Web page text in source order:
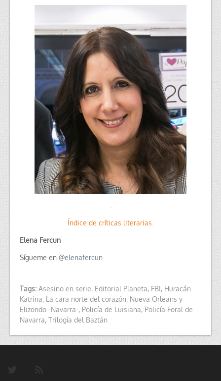
Índice de críticas literarias.
Elena Fercun
Sígueme en @elenafercun
Tags: Asesino en serie, Editorial Planeta, FBI, Huracán
Katrina, La cara norte del corazón, Nueva Orleans y
Elizondo -Navarra-, Policía de Luisiana, Policía Foral de
Navarra, Trilogía del Baztán